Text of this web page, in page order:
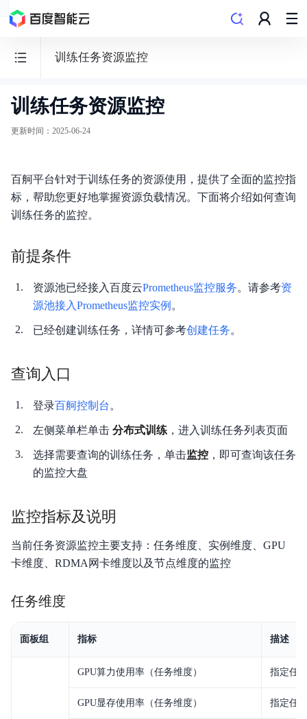
训练任务资源监控
百
度
·
AI
计
平
产品定价
操作指南
API参考
SDK参考
常用工具
最佳实践
训练任务资源监控
更新时间 ： 2025-06-24
百舸平台针对于训练任务的资源使用，提供了全面的监控指
标，帮助您更好地掌握资源负载情况。下面将介绍如何查询
训练任务的监控。
前提条件
资源池已经接入百度云Prometheus监控服务。请参考资
源池接入Prometheus监控实例 。
已经创建训练任务，详情可参考创建任务。
查询入口
登录百舸控制台 。
左侧菜单栏单击 分布式训练 ，进入训练任务列表页面
选择需要查询的训练任务，单击监控 ，即可查询该任务
的监控大盘
监控指标及说明
当前任务资源监控主要支持：任务维度、实例维度、GPU
卡维度、RDMA网卡维度以及节点维度的监控
任务维度
面板组 指标 描述
GPU算力使用率（任务维度） 指定任
GPU显存使用率（任务维度） 指定任